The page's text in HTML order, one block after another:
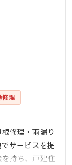
修理
修理・雨漏り
サービスを提
持ち、戸建住